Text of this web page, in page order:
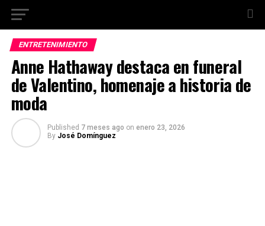
ENTRETENIMIENTO
Anne Hathaway destaca en funeral
de Valentino, homenaje a historia de
moda
Published 7 meses ago on enero 23, 2026
By José Domínguez